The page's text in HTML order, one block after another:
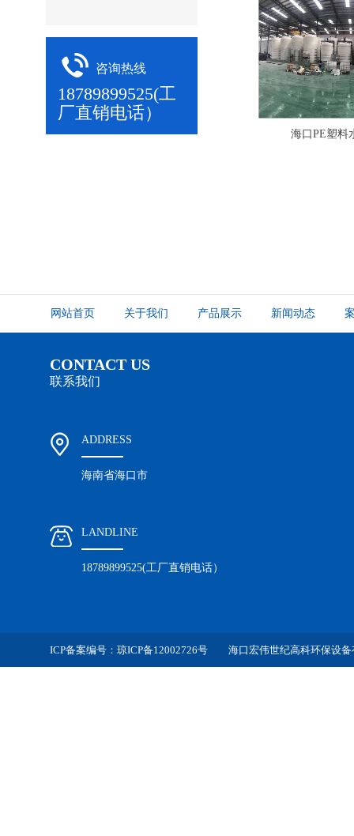
咨询热线
18789899525(工
厂直销电话）
海口PE塑料
网站首页 关于我们 产品展示 新闻动态
CONTACT US
联系我们
ADDRESS
海南省海口市
LANDLINE
18789899525(工厂直销电话）
ICP备案编号： 琼ICP备12002726号海口宏伟世纪高科环保设备